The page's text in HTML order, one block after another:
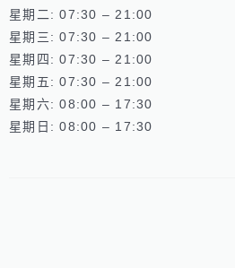
星期二: 07:30 – 21:00
星期三: 07:30 – 21:00
星期四: 07:30 – 21:00
星期五: 07:30 – 21:00
星期六: 08:00 – 17:30